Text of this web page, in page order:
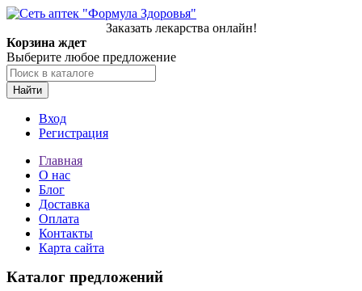
Заказать лекарства онлайн!
Корзина ждет
Выберите любое предложение
Найти
Вход
Регистрация
Главная
О нас
Блог
Доставка
Оплата
Контакты
Карта сайта
Каталог предложений